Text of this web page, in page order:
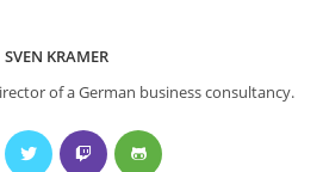
SVEN KRAMER
of a German business consultancy.